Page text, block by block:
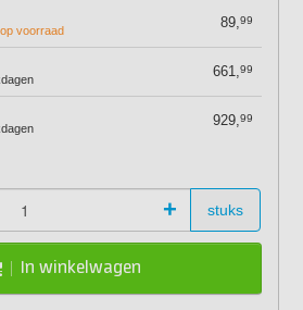
voorraad 89,99
661,99
929,99
+ stuks
In winkelwagen